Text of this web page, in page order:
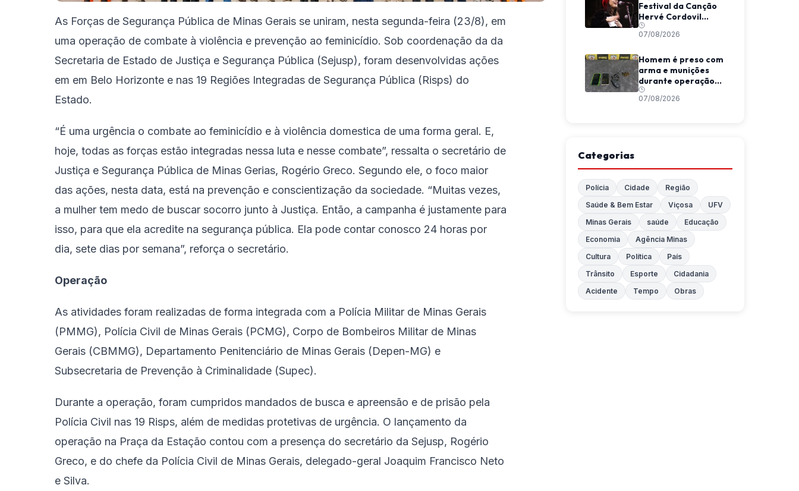
As Forças de Segurança Pública de Minas Gerais se uniram, nesta segunda-feira (23/8), em
uma operação de combate à violência e prevenção ao feminicídio. Sob coordenação da da
Secretaria de Estado de Justiça e Segurança Pública (Sejusp), foram desenvolvidas ações
em em Belo Horizonte e nas 19 Regiões Integradas de Segurança Pública (Risps) do
Estado.
“É uma urgência o combate ao feminicídio e à violência domestica de uma forma geral. E,
hoje, todas as forças estão integradas nessa luta e nesse combate”, ressalta o secretário de
Justiça e Segurança Pública de Minas Gerias, Rogério Greco. Segundo ele, o foco maior
das ações, nesta data, está na prevenção e conscientização da sociedade. “Muitas vezes,
a mulher tem medo de buscar socorro junto à Justiça. Então, a campanha é justamente para
isso, para que ela acredite na segurança pública. Ela pode contar conosco 24 horas por
dia, sete dias por semana”, reforça o secretário.
Operação
As atividades foram realizadas de forma integrada com a Polícia Militar de Minas Gerais
(PMMG), Polícia Civil de Minas Gerais (PCMG), Corpo de Bombeiros Militar de Minas
Gerais (CBMMG), Departamento Penitenciário de Minas Gerais (Depen-MG) e
Subsecretaria de Prevenção à Criminalidade (Supec).
Durante a operação, foram cumpridos mandados de busca e apreensão e de prisão pela
Polícia Civil nas 19 Risps, além de medidas protetivas de urgência. O lançamento da
operação na Praça da Estação contou com a presença do secretário da Sejusp, Rogério
Greco, e do chefe da Polícia Civil de Minas Gerais, delegado-geral Joaquim Francisco Neto
e Silva.
Festival da Canção
Hervé Cordovil
neste fim de semana
07/08/2026
Homem é preso com
arma e munições
durante operação
da Polícia Militar em
Araponga
07/08/2026
Categorias
Polícia Cidade
Região
Saúde & Bem Estar
Viçosa
UFV
Minas Gerais
saúde
Educação
Economia
Agência Minas
Cultura
Política
País
Trânsito
Esporte
Cidadania
Acidente
Tempo Obras